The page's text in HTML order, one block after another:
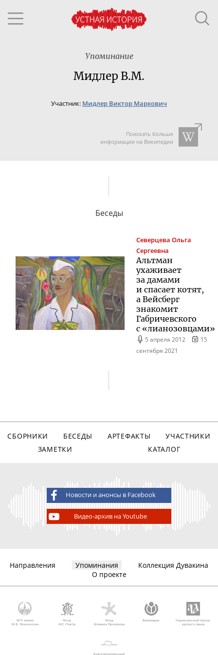
Упоминание
Мидлер В.М.
Участник: Мидлер Виктор Маркович
Поискать больше
информации на Википедии
Беседы
Северцева Ольга
Сергеевна
Альтман
ухаживает
за дамами
и спасает котят,
а Вейсберг
знакомит
Габричевского
с «лианозовцами»
5 апреля 2012
15
сентября 2021
СБОРНИКИ БЕСЕДЫ АРТЕФАКТЫ
УЧАСТНИКИ
ЗАМЕТКИ
КАТАЛОГ
Новости и анонсы в Facebook
Видео-архив на Youtube
Направления Упоминания
Коллекция Дувакина
О проекте
МГУ имени
М.В. Ломоносова
Фонд
AVC Charity
Фонд
Михаила Прохорова
Викимедиа
Национальный корпус
русского языка